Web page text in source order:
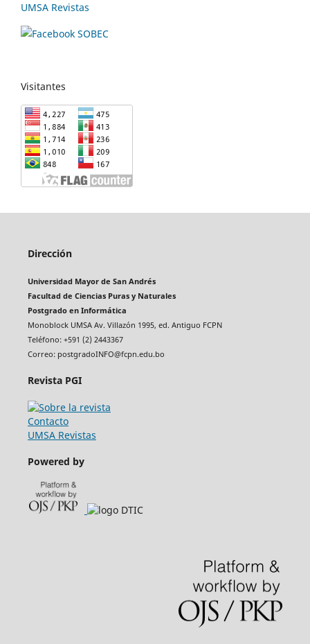
UMSA Revistas
Visitantes
Dirección
Universidad Mayor de San Andrés
Facultad de Ciencias Puras y Naturales
Postgrado en Informática
Monoblock UMSA Av. Villazón 1995, ed. Antiguo FCPN
Teléfono: +591 (2) 2443367
Correo: postgradoINFO@fcpn.edu.bo
Revista PGI
Contacto
UMSA Revistas
Powered by